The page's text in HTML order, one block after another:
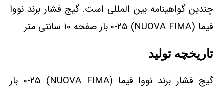
چندین گواهینامه بین المللی است. گیج فشار برند نووا
فیما (NUOVA FIMA) 0-25 بار صفحه 10 سانتی متر
تاریخچه تولید
گیج فشار برند نووا فیما (NUOVA FIMA) 0-25 بار